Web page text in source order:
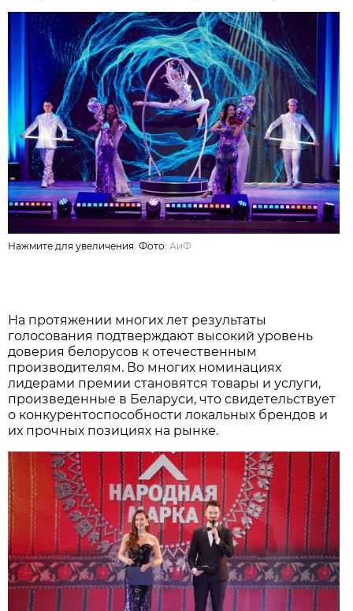
Нажмите для увеличения. Фото:АиФ
На протяжении многих лет результаты
голосования подтверждают высокий уровень
доверия белорусов к отечественным
производителям. Во многих номинациях
лидерами премии становятся товары и услуги,
произведенные в Беларуси, что свидетельствует
о конкурентоспособности локальных брендов и
их прочных позициях на рынке.